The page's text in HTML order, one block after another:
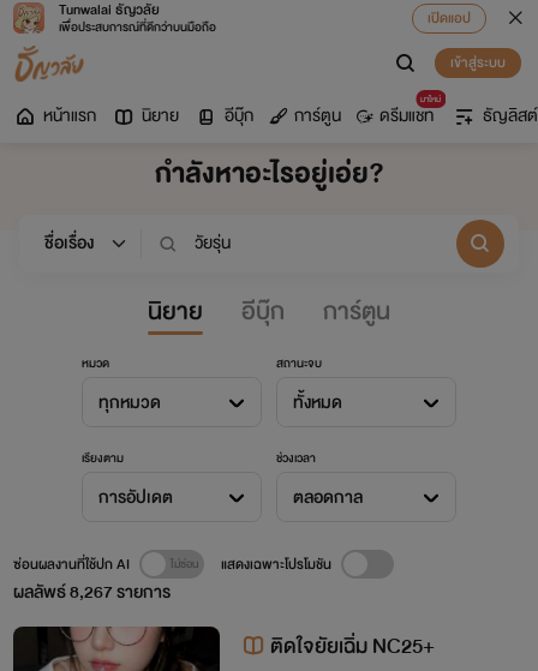
Tunwalai ธัญวลัย
เพื่อประสบการณ์ที่ดีกว่าบนมือถือ
เปิดแอป
เข้าสู่ระบบ
หน้าแรก นิยาย อีบุ๊ก การ์ตูน
มาใหม่
ดรีมแชท ธัญลิสต์
กำลังหาอะไรอยู่เอ่ย?
นิยาย อีบุ๊ก การ์ตูน
หมวด
ทุกหมวด
สถานะจบ
ทั้งหมด
เรียงตาม
การอัปเดต
ช่วงเวลา
ตลอดกาล
ผลลัพธ์8,267รายการ
ซ่อนผลงานที่ใช้ปก AI แสดงเฉพาะโปรโมชัน
ติดใจยัยเฉิ่ม NC25+